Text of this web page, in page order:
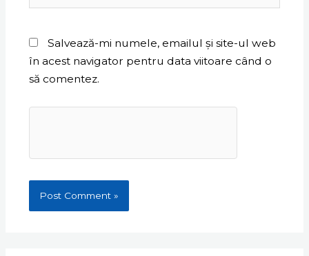
Salvează-mi numele, emailul și site-ul web
în acest navigator pentru data viitoare când o
să comentez.